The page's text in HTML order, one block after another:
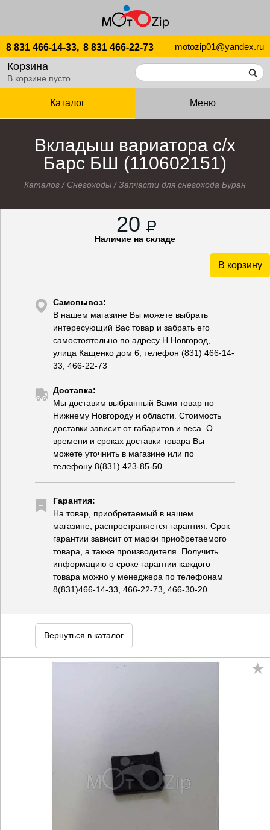
8 831 466-14-33, 8 831 466-22-73 motozip01@yandex.ru
Корзина
В корзине пусто
Каталог Меню
Вкладыш вариатора с/х
Барс БШ (110602151)
Каталог / Снегоходы /Запчасти для снегохода Буран
20 P
Наличие на складе
В корзину
Самовывоз:
В нашем магазине Вы можете выбрать
интересующий Вас товар и забрать его
самостоятельно по адресу Н.Новгород,
улица Кащенко дом 6, телефон (831) 466-14-
33, 466-22-73
Доставка:
Мы доставим выбранный Вами товар по
Нижнему Новгороду и области. Стоимость
доставки зависит от габаритов и веса. О
времени и сроках доставки товара Вы
можете уточнить в магазине или по
телефону 8(831) 423-85-50
Гарантия:
На товар, приобретаемый в нашем
магазине, распространяется гарантия. Срок
гарантии зависит от марки приобретаемого
товара, а также производителя. Получить
информацию о сроке гарантии каждого
товара можно у менеджера по телефонам
8(831)466-14-33, 466-22-73, 466-30-20
Вернуться в каталог